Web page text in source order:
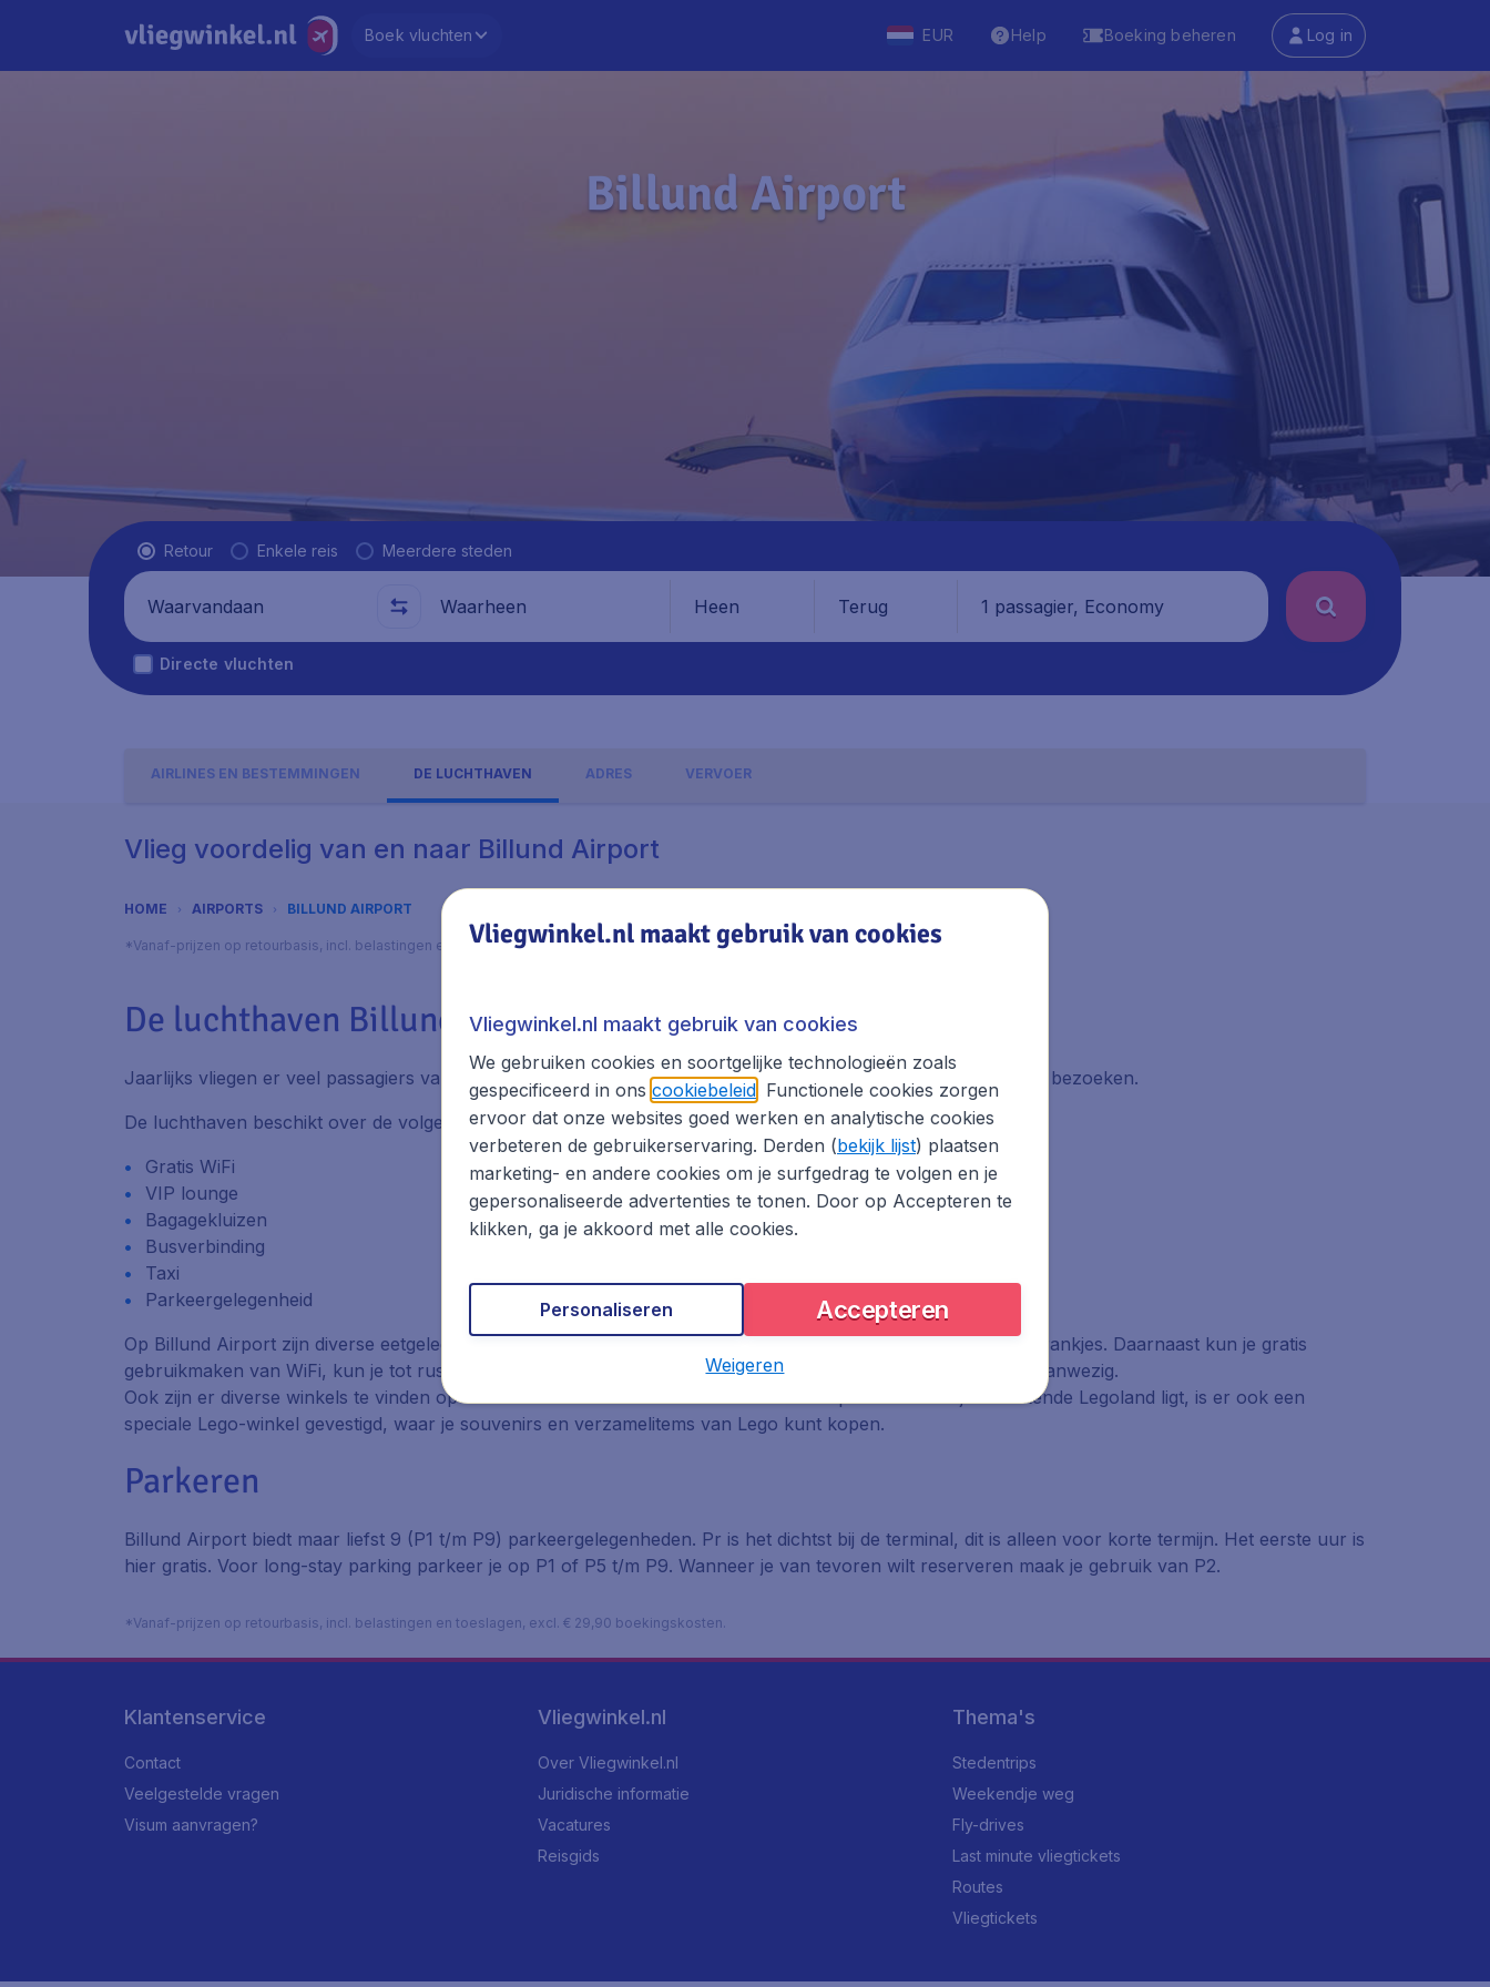
Boek vluchten EUR Help Boeking beheren Log in
Billund Airport
Vluchttype
Retour Enkele reis Meerdere steden
Waarvandaan Waarheen Heen Terug 1 passagier, Economy
Directe vluchten
AIRLINES EN BESTEMMINGEN DE LUCHTHAVEN ADRES VERVOER
Vlieg voordelig van en naar Billund Airport
HOME AIRPORTS BILLUND AIRPORT
*Vanaf-prijzen op retourbasis, incl. belastingen en toeslagen, excl. € 29,90 boekingskosten.
De luchthaven Billund Airport
Jaarlijks vliegen er veel passagiers van en naar Billund Airport om het naastgelegen attractiepark Legoland te bezoeken.
De luchthaven beschikt over de volgende voorzieningen:
Gratis WiFi
VIP lounge
Bagagekluizen
Busverbinding
Taxi
Parkeergelegenheid
Op Billund Airport zijn diverse eetgelegenheden, waar je keuze hebt uit een ruim assortiment aan hapjes en drankjes. Daarnaast kun je gratis
gebruikmaken van WiFi, kun je tot rust komen in de VIP lounge (tegen betaling) en en zijn er bagagekluizen aanwezig.
Ook zijn er diverse winkels te vinden op de luchthaven van Billund. Omdat Billund Airport zo dichtbij het bekende Legoland ligt, is er ook een
speciale Lego-winkel gevestigd, waar je souvenirs en verzamelitems van Lego kunt kopen.
Parkeren
Billund Airport biedt maar liefst 9 (P1 t/m P9) parkeergelegenheden. Pr is het dichtst bij de terminal, dit is alleen voor korte termijn. Het eerste uur is
hier gratis. Voor long-stay parking parkeer je op P1 of P5 t/m P9. Wanneer je van tevoren wilt reserveren maak je gebruik van P2.
*Vanaf-prijzen op retourbasis, incl. belastingen en toeslagen, excl. € 29,90 boekingskosten.
Klantenservice
Contact
Veelgestelde vragen
Visum aanvragen?
Vliegwinkel.nl
Over Vliegwinkel.nl
Juridische informatie
Vacatures
Reisgids
Thema's
Stedentrips
Weekendje weg
Fly-drives
Last minute vliegtickets
Routes
Vliegtickets
Vliegwinkel.nl maakt gebruik van cookies
Vliegwinkel.nl maakt gebruik van cookies
We gebruiken cookies en soortgelijke technologieën zoals
gespecificeerd in ons cookiebeleid. Functionele cookies zorgen
ervoor dat onze websites goed werken en analytische cookies
verbeteren de gebruikerservaring. Derden (bekijk lijst) plaatsen
marketing- en andere cookies om je surfgedrag te volgen en je
gepersonaliseerde advertenties te tonen. Door op Accepteren te
klikken, ga je akkoord met alle cookies.
Accepteren
Personaliseren
Weigeren